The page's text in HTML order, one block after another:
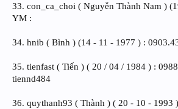
33. con_ca_choi ( Nguyễn Thành Nam )
YM :
34. hnib ( Bình ) (14 - 11 - 1977 ) :
35. tienfast ( Tiến ) ( 20 / 04 / 1984 ) :
tiennd484
36. quythanh93 ( Thành ) ( 20 - 10 - 1993